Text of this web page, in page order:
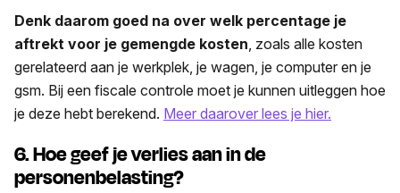
Denk daarom goed na over welk percentage je
aftrekt voor je gemengde kosten , zoals alle kosten
gerelateerd aan je werkplek, je wagen, je computer en je
gsm. Bij een fiscale controle moet je kunnen uitleggen hoe
je deze hebt berekend. Meer daarover lees je hier.
6. Hoe geef je verlies aan in de
personenbelasting?